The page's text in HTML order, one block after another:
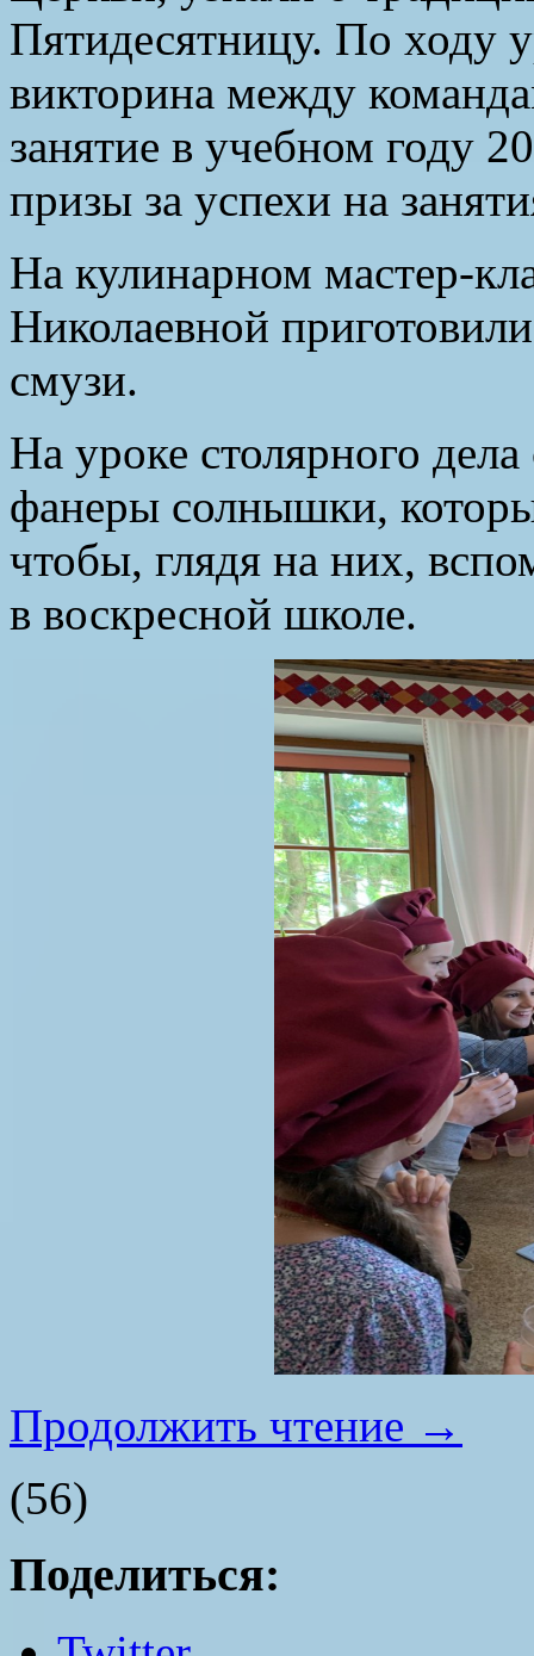
Пятидесятницу. По ходу
викторина между
занятие в учебном году
призы за успехи на
На кулинарном мастер-
Николаевной
смузи.
На уроке столярного
фанеры солнышки,
чтобы, глядя на них,
в воскресной школе.
Продолжить чтение →
(56)
Поделиться: